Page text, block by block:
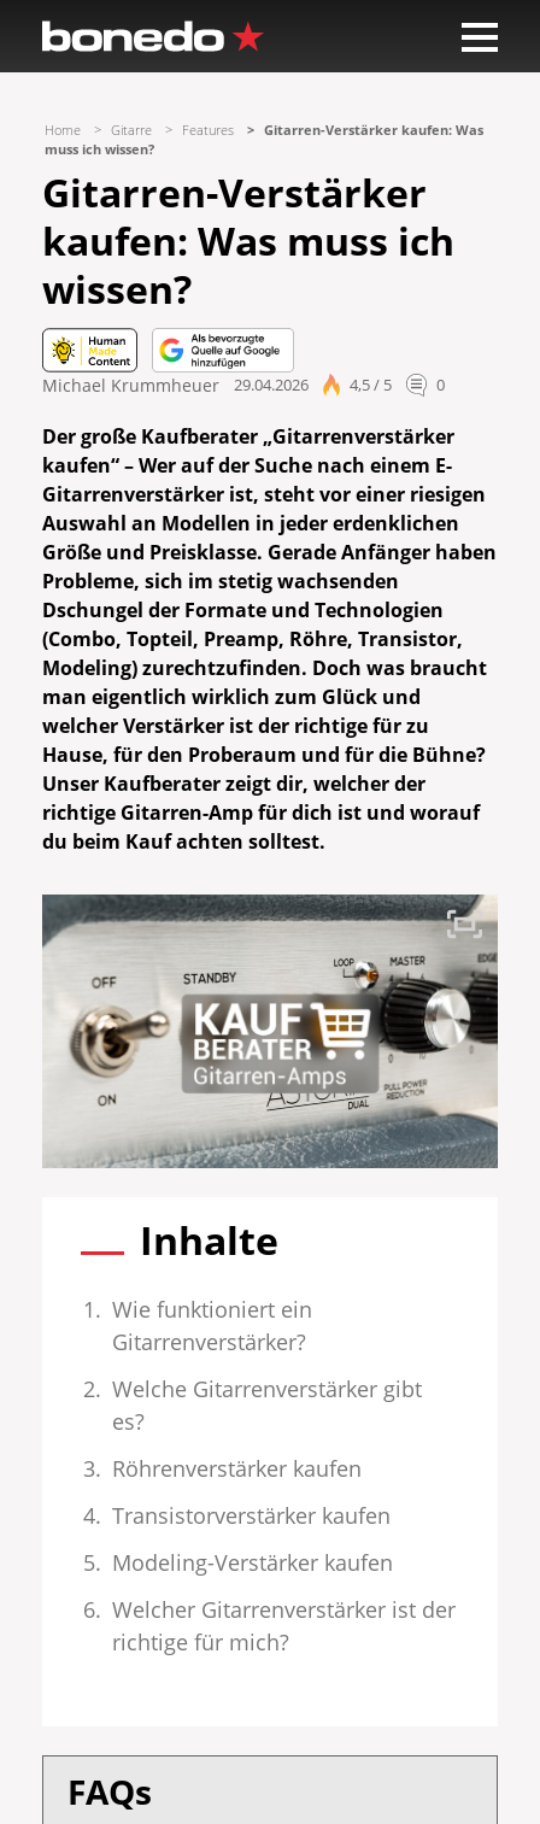
Home Gitarre Features
Gitarren-Verstärker kaufen: Was
muss ich wissen?
Gitarren-Verstärker
kaufen: Was muss ich
wissen?
Michael Krummheuer 29.04.2026 4,5 / 5 0
Der große Kaufberater „Gitarrenverstärker
kaufen“ – Wer auf der Suche nach einem E-
Gitarrenverstärker ist, steht vor einer riesigen
Auswahl an Modellen in jeder erdenklichen
Größe und Preisklasse. Gerade Anfänger haben
Probleme, sich im stetig wachsenden
Dschungel der Formate und Technologien
(Combo, Topteil, Preamp, Röhre, Transistor,
Modeling) zurechtzufinden. Doch was braucht
man eigentlich wirklich zum Glück und
welcher Verstärker ist der richtige für zu
Hause, für den Proberaum und für die Bühne?
Unser Kaufberater zeigt dir, welcher der
richtige Gitarren-Amp für dich ist und worauf
du beim Kauf achten solltest.
Inhalte
Wie funktioniert ein
Gitarrenverstärker?
Welche Gitarrenverstärker gibt
es?
Röhrenverstärker kaufen
Transistorverstärker kaufen
Modeling-Verstärker kaufen
Welcher Gitarrenverstärker ist der
richtige für mich?
FAQs